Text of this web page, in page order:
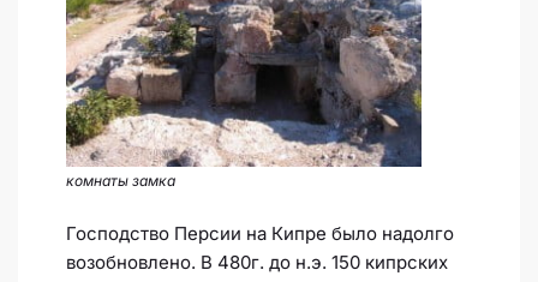
комнаты замка
Господство Персии на Кипре было надолго
возобновлено. В 480г. до н.э. 150 кипрских